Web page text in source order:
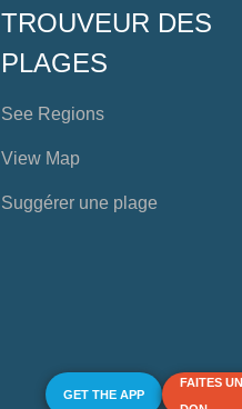
TROUVEUR DES
PLAGES
See Regions
View Map
Suggérer une plage
GET THE APP
FAITES UN